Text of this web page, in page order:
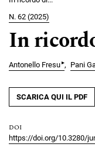
N. 62 (2025)
In
Antonello Fresu▸ Pani
SCARICA QUI IL PDF
DOI
https://doi.org/10.3280/